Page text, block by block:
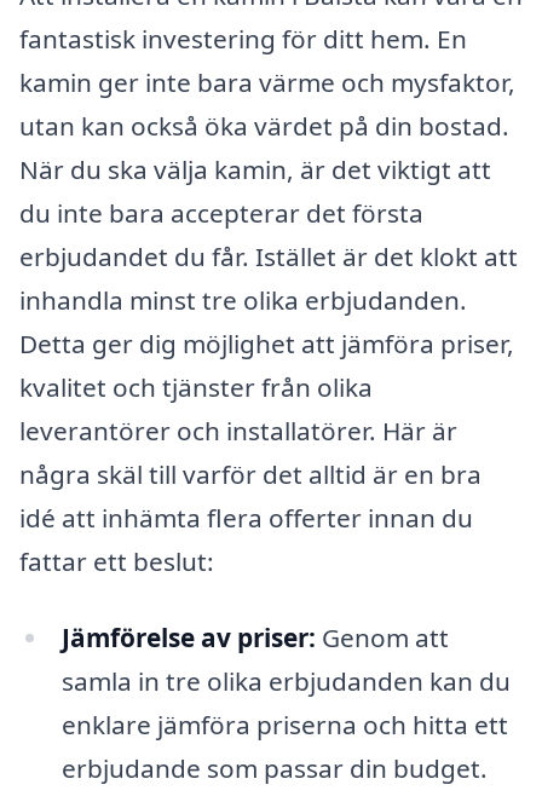
fantastisk investering för ditt hem. En
kamin ger inte bara värme och mysfaktor,
utan kan också öka värdet på din bostad.
När du ska välja kamin, är det viktigt att
du inte bara accepterar det första
erbjudandet du får. Istället är det klokt att
inhandla minst tre olika erbjudanden.
Detta ger dig möjlighet att jämföra priser,
kvalitet och tjänster från olika
leverantörer och installatörer. Här är
några skäl till varför det alltid är en bra
idé att inhämta flera offerter innan du
fattar ett beslut:
Jämförelse av priser: Genom att
samla in tre olika erbjudanden kan du
enklare jämföra priserna och hitta ett
erbjudande som passar din budget.